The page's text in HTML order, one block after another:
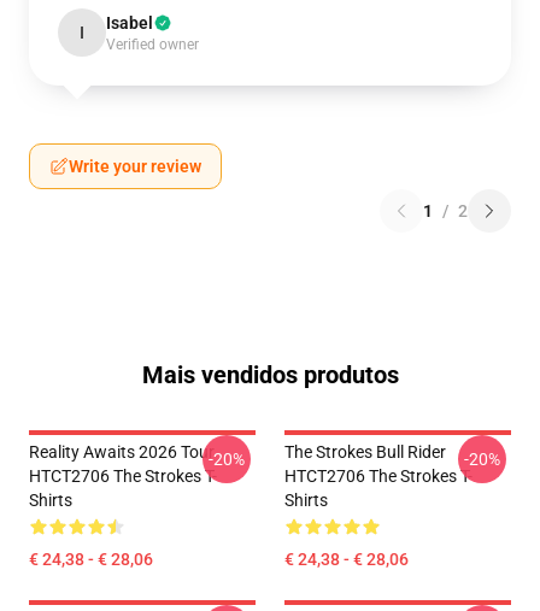
I Isabel
Verified owner
Write your review
1 / 2
Mais vendidos produtos
Reality Awaits 2026 Tour
HTCT2706 The Strokes T-
Shirts
€ 24,38 - € 28,06
-20%
The Strokes Bull Rider
HTCT2706 The Strokes T-
Shirts
€ 24,38 - € 28,06
-20%